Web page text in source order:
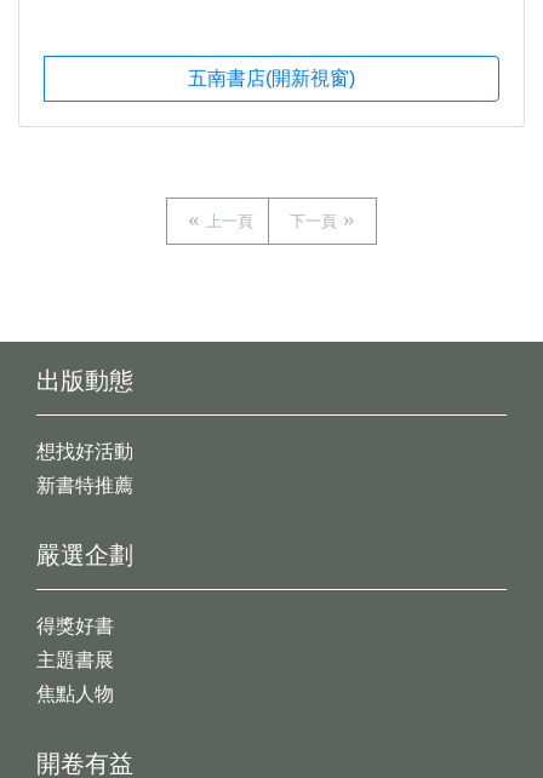
五南書店(開新視窗)
上一頁 下一頁
出版動態
想找好活動
新書特推薦
開卷有益
嚴選企劃
得獎好書
主題書展
焦點人物